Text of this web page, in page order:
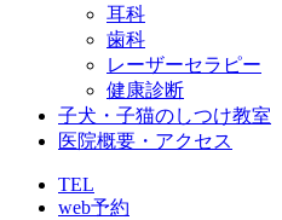
耳科
歯科
レーザーセラピー
健康診断
子犬・子猫のしつけ教室
医院概要・アクセス
TEL
web予約